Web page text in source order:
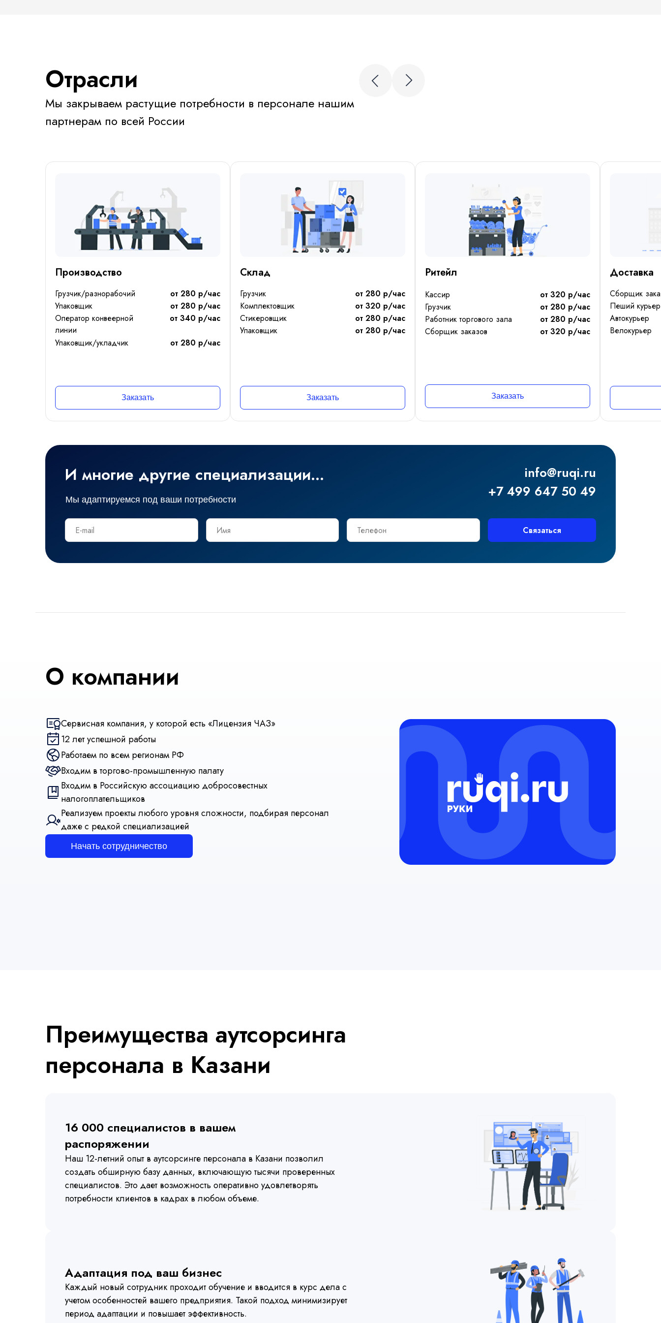
Отрасли
Мы закрываем растущие потребности в персонале нашим
партнерам по всей России
Производство
Грузчик/разнорабочий
от 280 р/час
Упаковщик
от 280 р/час
Оператор конвеерной
линии
от 340 р/час
Упаковщик/укладчик от 280 р/час
Заказать
Склад
Грузчик
от 280 р/час
Комплектовщик
от 320 р/час
Стикеровщик
от 280 р/час
Упаковщик
от 280 р/час
Заказать
Ритейл
Кассир
от 320 р/час
Грузчик
от 280 р/час
Работник торгового зала
от 280 р/час
Сборщик заказов
от 320 р/час
Заказать
Доставка
Сборщик
Пеший курьер
Автокурьер
Велокурьер
info@ruqi.ru
+7 499 647 50 49
И многие другие специализации...
Мы адаптируемся под ваши потребности
Связаться
Аутсорсинговая компания, у которой есть «Лицензия ЧАЗ»
Сотрудничаем со всеми регионами РФ
12 лет успешной работы
Входим в торгово-промышленную палату
Входим в Российскую ассоциацию добросовестных
Реализуем проекты любого уровня сложности, подбирая персонал
даже с редкой специализацией
О компании
Сервисная компания, у которой есть «Лицензия ЧАЗ»
12 лет успешной работы
Работаем по всем регионам РФ
Входим в торгово-промышленную палату
Входим в Российскую ассоциацию добросовестных
налогоплательщиков
Реализуем проекты любого уровня сложности, подбирая персонал
даже с редкой специализацией
Начать сотрудничество
Преимущества аутсорсинга
персонала в Казани
16 000 специалистов в вашем
распоряжении
Наш 12-летний опыт в аутсорсинге персонала в Казани позволил
создать обширную базу данных, включающую тысячи проверенных
специалистов. Это дает возможность оперативно удовлетворять
потребности клиентов в кадрах в любом объеме.
Адаптация под ваш бизнес
Каждый новый сотрудник проходит обучение и вводится в курс дела с
учетом особенностей вашего предприятия. Такой подход минимизирует
период адаптации и повышает эффективность.